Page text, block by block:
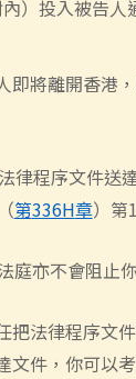
）投入被告人
即將離開香港，
律程序文件送
（第336H章） 第
庭亦不會阻止
把法律程序文
文件，你可以